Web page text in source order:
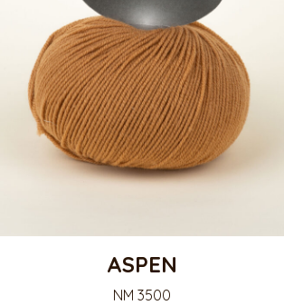
ASPEN
NM 3500